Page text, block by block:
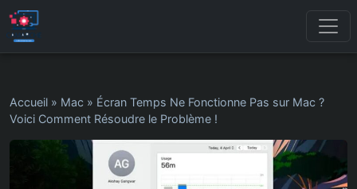
Accueil » Mac » Écran Temps Ne Fonctionne Pas sur Mac ?
Voici Comment Résoudre le Problème !